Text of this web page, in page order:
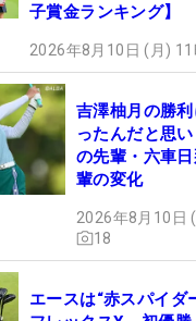
子賞金ランキング】
2026年8月10日 (月)
吉澤柚月の勝
ったんだと思
の先輩・六車
輩の変化
2026年8月10日
18
エースは“赤スパイダ